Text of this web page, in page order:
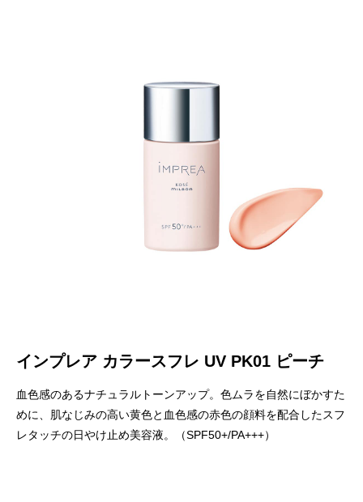
インプレア カラースフレ UV PK01 ピーチ
血色感のあるナチュラルトーンアップ。色ムラを自然にぼかすた
めに、肌なじみの高い黄色と血色感の赤色の顔料を配合したスフ
レタッチの日やけ止め美容液。（SPF50+/PA+++）